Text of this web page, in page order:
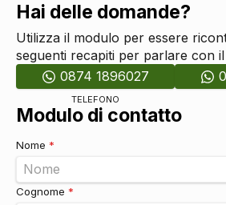
Hai delle domande?
Utilizza il modulo per essere
seguenti recapiti per parlare con
0874 1896027
TELEFONO
Modulo di contatto
Nome *
Cognome *